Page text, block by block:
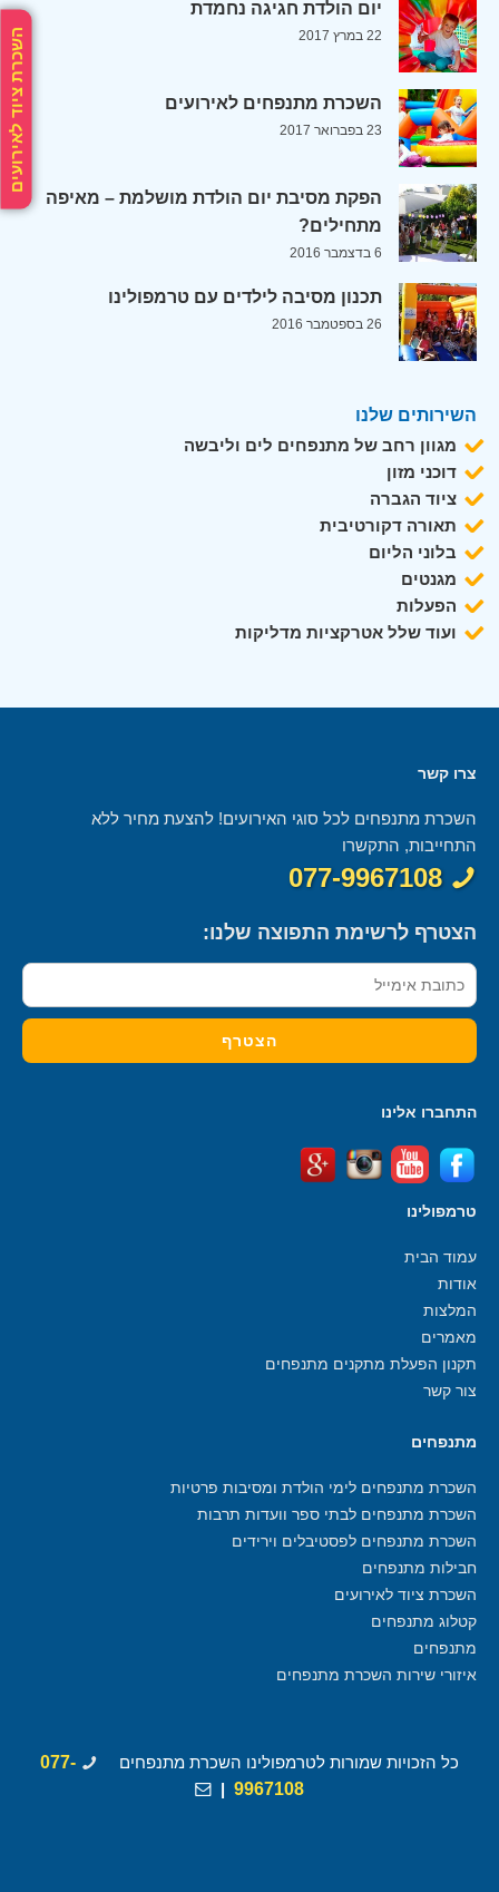
השכרת ציוד לאירועים
יום הולדת חגיגה נחמדת
22 במרץ 2017
השכרת מתנפחים לאירועים
23 בפברואר 2017
הפקת מסיבת יום הולדת מושלמת – מאיפה
מתחילים?
6 בדצמבר 2016
תכנון מסיבה לילדים עם טרמפולינו
26 בספטמבר 2016
השירותים שלנו
מגוון רחב של מתנפחים לים וליבשה
דוכני מזון
ציוד הגברה
תאורה דקורטיבית
בלוני הליום
מגנטים
הפעלות
ועוד שלל אטרקציות מדליקות
צרו קשר
השכרת מתנפחים לכל סוגי האירועים! להצעת מחיר ללא
התחייבות, התקשרו
077-9967108
הצטרף לרשימת התפוצה שלנו:
התחברו אלינו
טרמפולינו
עמוד הבית
אודות
המלצות
מאמרים
תקנון הפעלת מתקנים מתנפחים
צור קשר
מתנפחים
השכרת מתנפחים לימי הולדת ומסיבות פרטיות
השכרת מתנפחים לבתי ספר וועדות תרבות
השכרת מתנפחים לפסטיבלים וירידים
חבילות מתנפחים
השכרת ציוד לאירועים
קטלוג מתנפחים
מתנפחים
איזורי שירות השכרת מתנפחים
כל הזכויות שמורות לטרמפולינו השכרת מתנפחים
077-
9967108
|